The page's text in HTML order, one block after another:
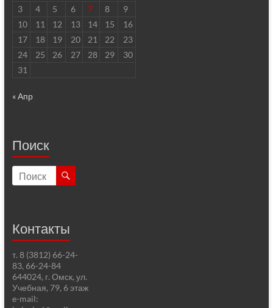
3
4 5 6 7 8
9
10
11 12 13 14 15
16
17
18 19 20 21 22
23
24
25 26 27 28 29
30
31
« Апр
Поиск
Контакты
т. 8 (3812) 66-24-
83, 66-24-84
644024, г. Омск, ул.
Учебная, 79, 6 этаж
e-mail: